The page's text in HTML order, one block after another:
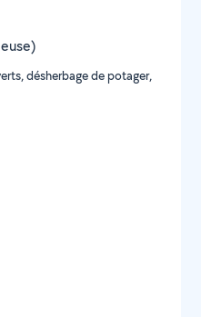
désherbage de potager,